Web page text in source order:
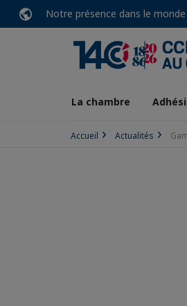
Notre présence dans le monde
La chambre
Accueil Actualités